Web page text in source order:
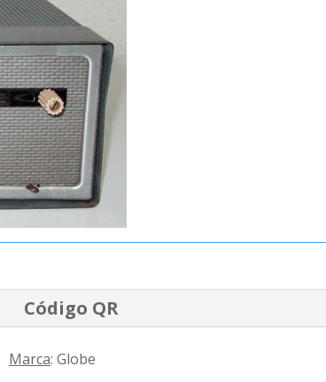
Código QR
Marca: Globe